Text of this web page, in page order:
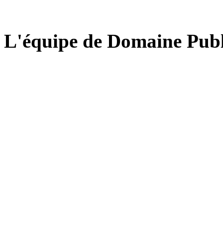
L'équipe de Domaine